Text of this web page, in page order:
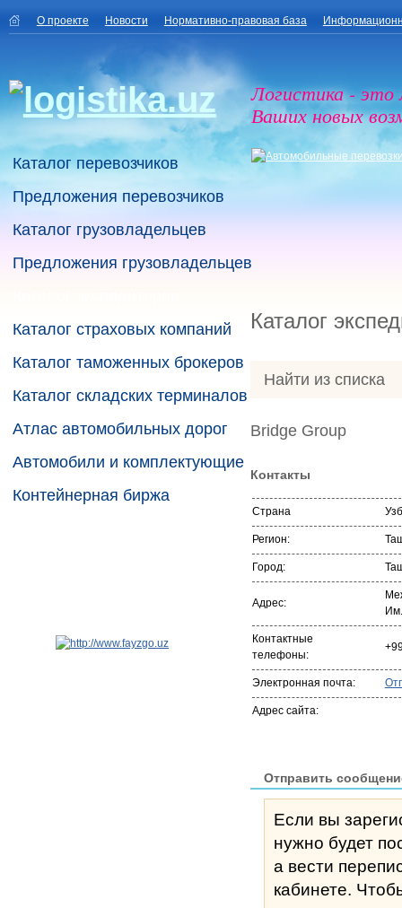
О проекте Новости Нормативно-правовая база
Логистика - это
Ваших новых
Каталог перевозчиков
Предложения перевозчиков
Каталог грузовладельцев
Предложения грузовладельцев
Каталог страховых компаний
Каталог таможенных брокеров
Каталог складских терминалов
Атлас автомобильных дорог
Автомобили и комплектующие
Контейнерная биржа
Каталог
Найти из списка
Bridge Group
Контакты
Страна
Регион:
Город:
Адрес:
Контактные
телефоны:
Электронная почта:
Адрес сайта:
Отправить
Если вы
нужно будет
а вести